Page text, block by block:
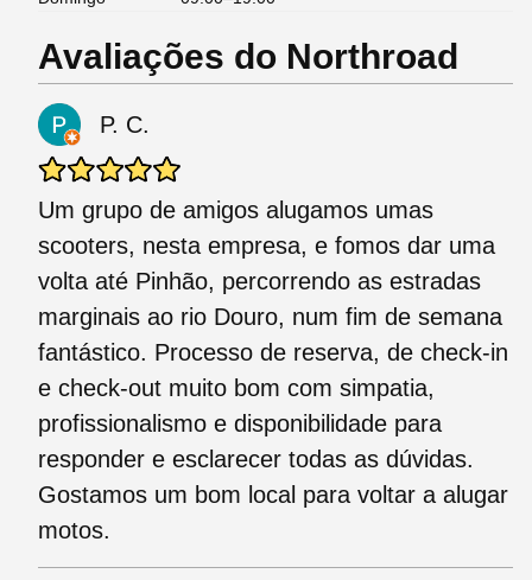
Avaliações do Northroad
P. C.
Um grupo de amigos alugamos umas
scooters, nesta empresa, e fomos dar uma
volta até Pinhão, percorrendo as estradas
marginais ao rio Douro, num fim de semana
fantástico. Processo de reserva, de check-in
e check-out muito bom com simpatia,
profissionalismo e disponibilidade para
responder e esclarecer todas as dúvidas.
Gostamos um bom local para voltar a alugar
motos.